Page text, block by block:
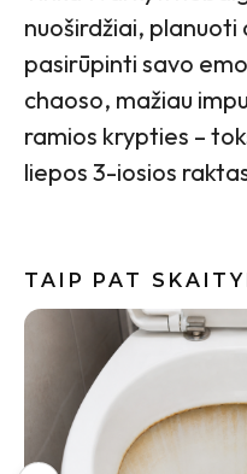
nuoširdžiai,
pasirūpinti savo
chaoso, mažiau
ramios krypties –
liepos 3-iosios
TAIP PAT
Ką sėti rugpjūtį
kurių derlių dar